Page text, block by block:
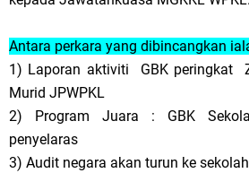
Antara perkara yang dibincangkan
1) Laporan aktiviti GBK peringkat
Murid JPWPKL
2) Program Juara : GBK
penyelaras
3) Audit negara akan turun ke sekolah